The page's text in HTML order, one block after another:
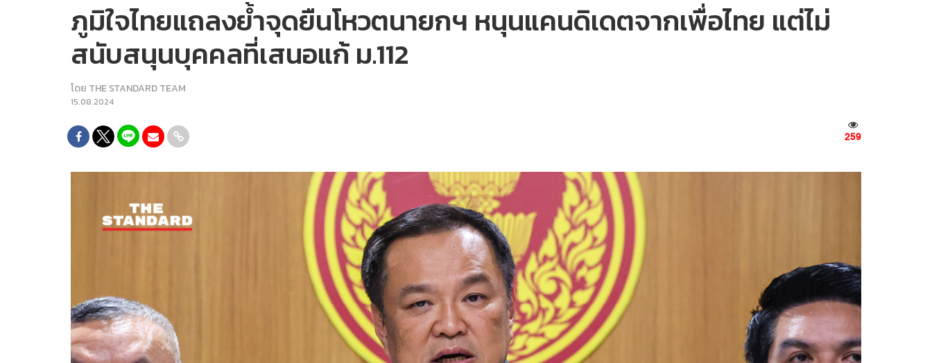
ภูมิใจไทยแถลงย้ำจุดยืนโหวตนายกฯ หนุนแคนดิเดตจากเพื่อไทย แต่ไม่
สนับสนุนบุคคลที่เสนอแก้ ม.112
โดย THE STANDARD TEAM
15.08.2024
259